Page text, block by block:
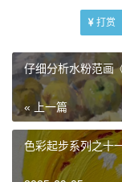
间距、大褶领的
物为例，他会先
灰、淡棕）快速勾
结构转折；接着
的大致形状与位
曲线概括其外轮廓
分肩、胸、手臂的
体）概括整体轮廓
打赏
仔细分析水粉范画
« 上一篇
色彩起步系列之十